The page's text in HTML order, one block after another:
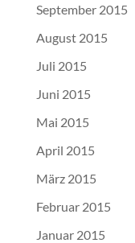
September 2015
August 2015
Juli 2015
Juni 2015
Mai 2015
April 2015
März 2015
Februar 2015
Januar 2015